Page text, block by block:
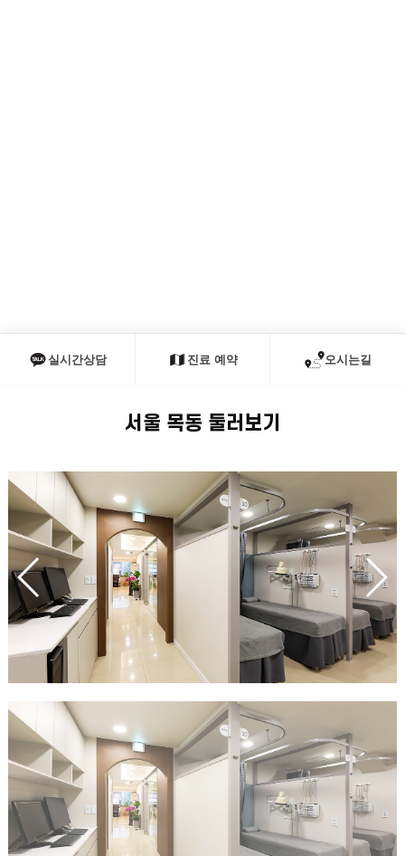
실시간상담 진료 예약 오시는길
서울 목동 둘러보기